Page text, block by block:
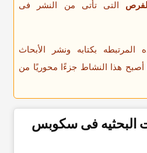
التی تأتی من النشر فی
المرتبطه بکتابه ونشر الأبحاث
أصبح هذا النشاط جزءًا محوریًا من
البحثیه فی سکوبس